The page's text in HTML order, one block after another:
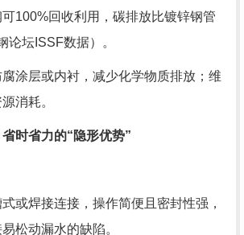
100%回收利用，碳排放比镀锌钢管
论坛ISSF数据）。
涂层或内衬，减少化学物质排放；维
消耗。
时省力的“隐形优势”
或焊接连接，操作简便且密封性强，
松动漏水的缺陷。